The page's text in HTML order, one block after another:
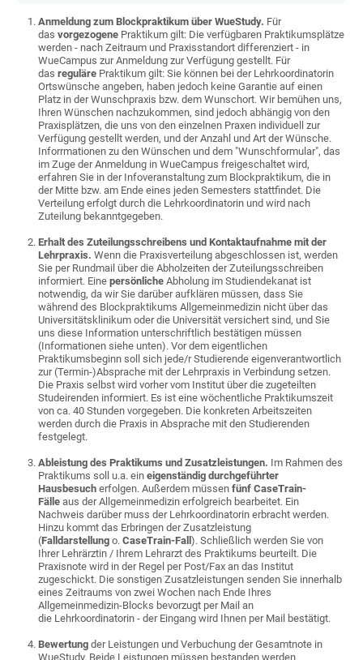
Anmeldung zum Blockpraktikum über WueStudy. Für
dasvorgezogene Praktikum gilt: Die verfügbaren Praktikumsplätze
werden - nach Zeitraum und Praxisstandort differenziert - in
WueCampus zur Anmeldung zur Verfügung gestellt. Für
dasreguläre Praktikum gilt: Sie können bei der Lehrkoordinatorin
Ortswünsche angeben, haben jedoch keine Garantie auf einen
Platz in der Wunschpraxis bzw. dem Wunschort. Wir bemühen uns,
Ihren Wünschen nachzukommen, sind jedoch abhängig von den
Praxisplätzen, die uns von den einzelnen Praxen individuell zur
Verfügung gestellt werden, und der Anzahl und Art der Wünsche.
Inforrmationen zu den Wünschen und dem "Wunschformular", das
im Zuge der Anmeldung in WueCampus freigeschaltet wird,
erfahren Sie in der Infoveranstaltung zum Blockpraktikum, die in
der Mitte bzw. am Ende eines jeden Semesters stattfindet. Die
Verteilung erfolgt durch die Lehrkoordinatorin und wird nach
Zuteilung bekanntgegeben.
Erhalt des Zuteilungsschreibens und Kontaktaufnahme mit der
Lehrpraxis. Wenn die Praxisverteilung abgeschlossen ist, werden
Sie per Rundmail über die Abholzeiten der Zuteilungsschreiben
informiert. EinepersönlicheAbholung im Studiendekanat ist
notwendig, da wir Sie darüber aufklären müssen, dass Sie
während des Blockpraktikums Allgemeinmedizin nicht über das
Universitätsklinikum oder die Universität versichert sind, und Sie
uns diese Information unterschriftlich bestätigen müssen
(Informationen siehe unten). Vor dem eigentlichen
Praktikumsbeginn soll sich jede/r Studierende eigenverantwortlich
zur (Termin-)Absprache mit der Lehrpraxis in Verbindung setzen.
Die Praxis selbst wird vorher vom Institut über die zugeteilten
Studeirenden informiert. Es ist eine wöchentliche Praktikumszeit
von ca. 40 Stunden vorgegeben. Die konkreten Arbeitszeiten
werden durch die Praxis in Absprache mit den Studierenden
festgelegt.
Ableistung des Praktikums und Zusatzleistungen. Im Rahmen des
Praktikums soll u.a. eineigenständig durchgeführter
Hausbesuch erfolgen. Außerdem müssenfünf CaseTrain-
Fälle aus der Allgemeinmedizin erfolgreich bearbeitet. Ein
Nachweis darüber muss der Lehrkoordinatorin erbracht werden.
Hinzu kommt das Erbringen der Zusatzleistung
(Falldarstellung o.CaseTrain-Fall). Schließlich werden Sie von
Ihrer Lehrärztin / Ihrem Lehrarzt des Praktikums beurteilt. Die
Praxisnote wird in der Regel per Post/Fax an das Institut
zugeschickt. Die sonstigen Zusatzleistungen senden Sie innerhalb
eines Zeitraums von zwei Wochen nach Ende Ihres
Allgemeinmedizin-Blocks bevorzugt per Mail an
die Lehrkoordinatorin - der Eingang wird Ihnen per Mail bestätigt.
Bewertung der Leistungen und Verbuchung der Gesamtnote in
WueStudy. Beide Leistungen müssen bestanden werden